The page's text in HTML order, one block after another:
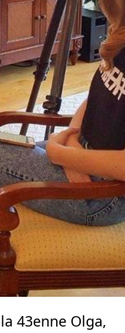
43enne Olga,